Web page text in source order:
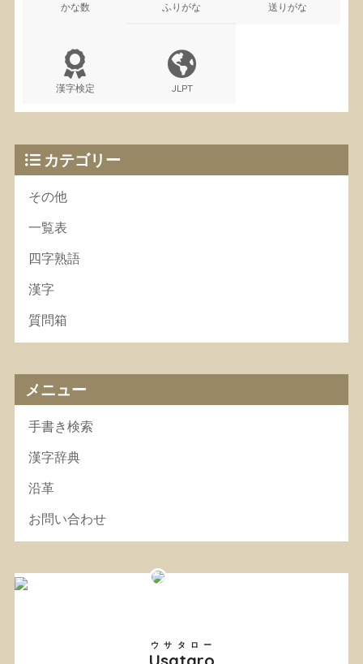
かな数 ふりがな 送りがな
漢字検定 JLPT
カテゴリー
その他
一覧表
四字熟語
漢字
質問箱
メニュー
手書き検索
漢字辞典
沿革
お問い合わせ
ウサタロー